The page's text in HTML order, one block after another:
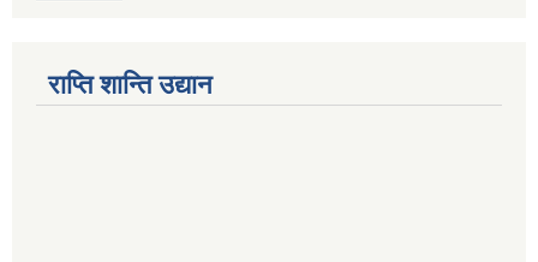
राप्ति शान्ति उद्यान